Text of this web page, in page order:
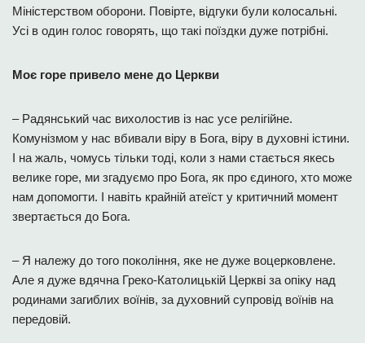
Міністерством оборони. Повірте, відгуки були колосальні.
Усі в один голос говорять, що такі поїздки дуже потрібні.
Моє горе привело мене до Церкви
– Радянський час вихолостив із нас усе релігійне.
Комунізмом у нас вбивали віру в Бога, віру в духовні істини.
І на жаль, чомусь тільки тоді, коли з нами стається якесь
велике горе, ми згадуємо про Бога, як про єдиного, хто може
нам допомогти. І навіть крайній атеїст у критичний момент
звертається до Бога.
– Я належу до того покоління, яке не дуже воцерковлене.
Але я дуже вдячна Греко-Католицькій Церкві за опіку над
родинами загиблих воїнів, за духовний супровід воїнів на
передовій.